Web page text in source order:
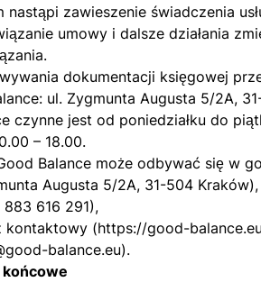
nastąpi zawieszenie świadczenia
umowy i dalsze działania
dokumentacji księgowej
ul. Zygmunta Augusta 5/2A,
czynne jest od poniedziałku do
– 18.00.
Balance może odbywać się w
Augusta 5/2A, 31-504 Kraków),
616 291),
kontaktowy (https://good-
balance.eu).
końcowe